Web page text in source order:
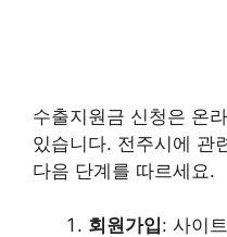
수출지원금 신청은 온
있습니다. 전주시에 관
다음 단계를 따르세요.
회원가입: 사이